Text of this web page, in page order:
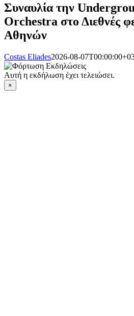
Συναυλία την
Orchestra στο Διεθνές
Αθηνών
Costas Eliades2026-08-
Αυτή η εκδήλωση έχει τελειώσει.
×